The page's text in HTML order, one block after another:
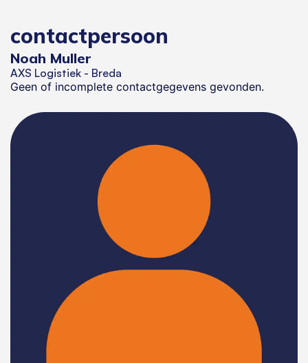
contactpersoon
Noah Muller
AXS Logistiek - Breda
Geen of incomplete contactgegevens gevonden.